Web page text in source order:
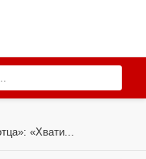
«Хвати...